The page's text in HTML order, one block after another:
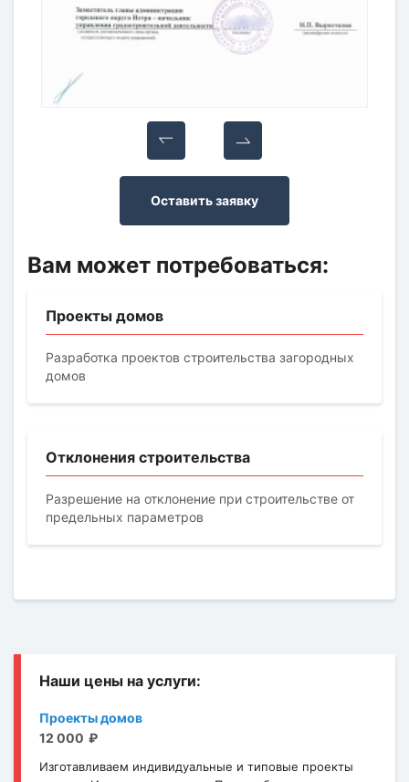
Оставить заявку
Вам может потребоваться:
Проекты домов
Разработка проектов строительства загородных
домов
Отклонения строительства
Разрешение на отклонение при строительстве от
предельных параметров
Проекты домов
12 000
Изготавливаем индивидуальные и типовые проекты